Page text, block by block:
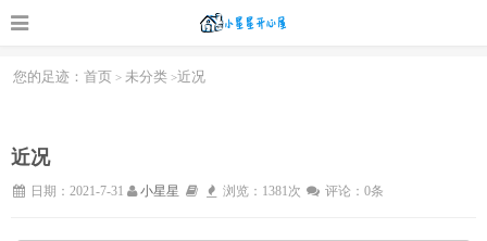
您的足迹： 首页 > 未分类 >近况
近况
日期：2021-7-31 小星星 浏览：1381次 评论：0条